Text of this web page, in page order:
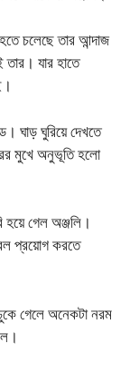
চলেছে তার আন্দাজ
তার। যার হাতে
ঘাড় ঘুরিয়ে দেখতে
মুখে অনুভূতি হলো
হয়ে গেল অঞ্জলি।
প্রয়োগ করতে
গেলে অনেকটা নরম